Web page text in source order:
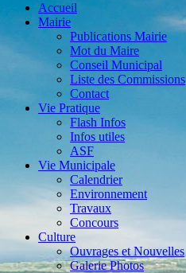
Accueil
Mairie
Publications Mairie
Mot du Maire
Conseil Municipal
Liste des Commissions
Contact
Vie Pratique
Flash Infos
Infos utiles
ASF
Vie Municipale
Calendrier
Environnement
Travaux
Concours
Culture
Ouvrages et Nouvelles
Galerie Photos